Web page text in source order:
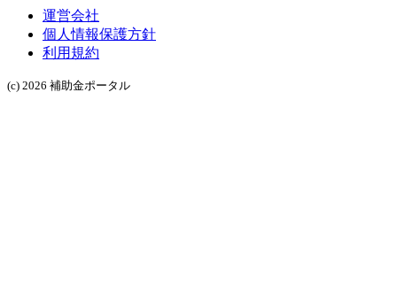
運営会社
個人情報保護方針
利用規約
(c) 2026 補助金ポータル